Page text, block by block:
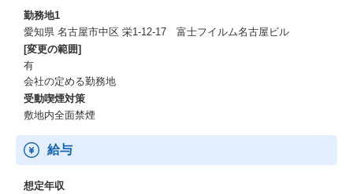
勤務地1
愛知県 名古屋市中区 栄1-12-17 富士フイルム名古屋ビル
[変更の範囲]
有
会社の定める勤務地
受動喫煙対策
敷地内全面禁煙
給与
想定年収